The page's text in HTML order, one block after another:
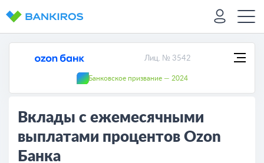
Лиц. № 3542
Банковское призвание — 2024
Вклады с ежемесячными
выплатами процентов Ozon
Банка